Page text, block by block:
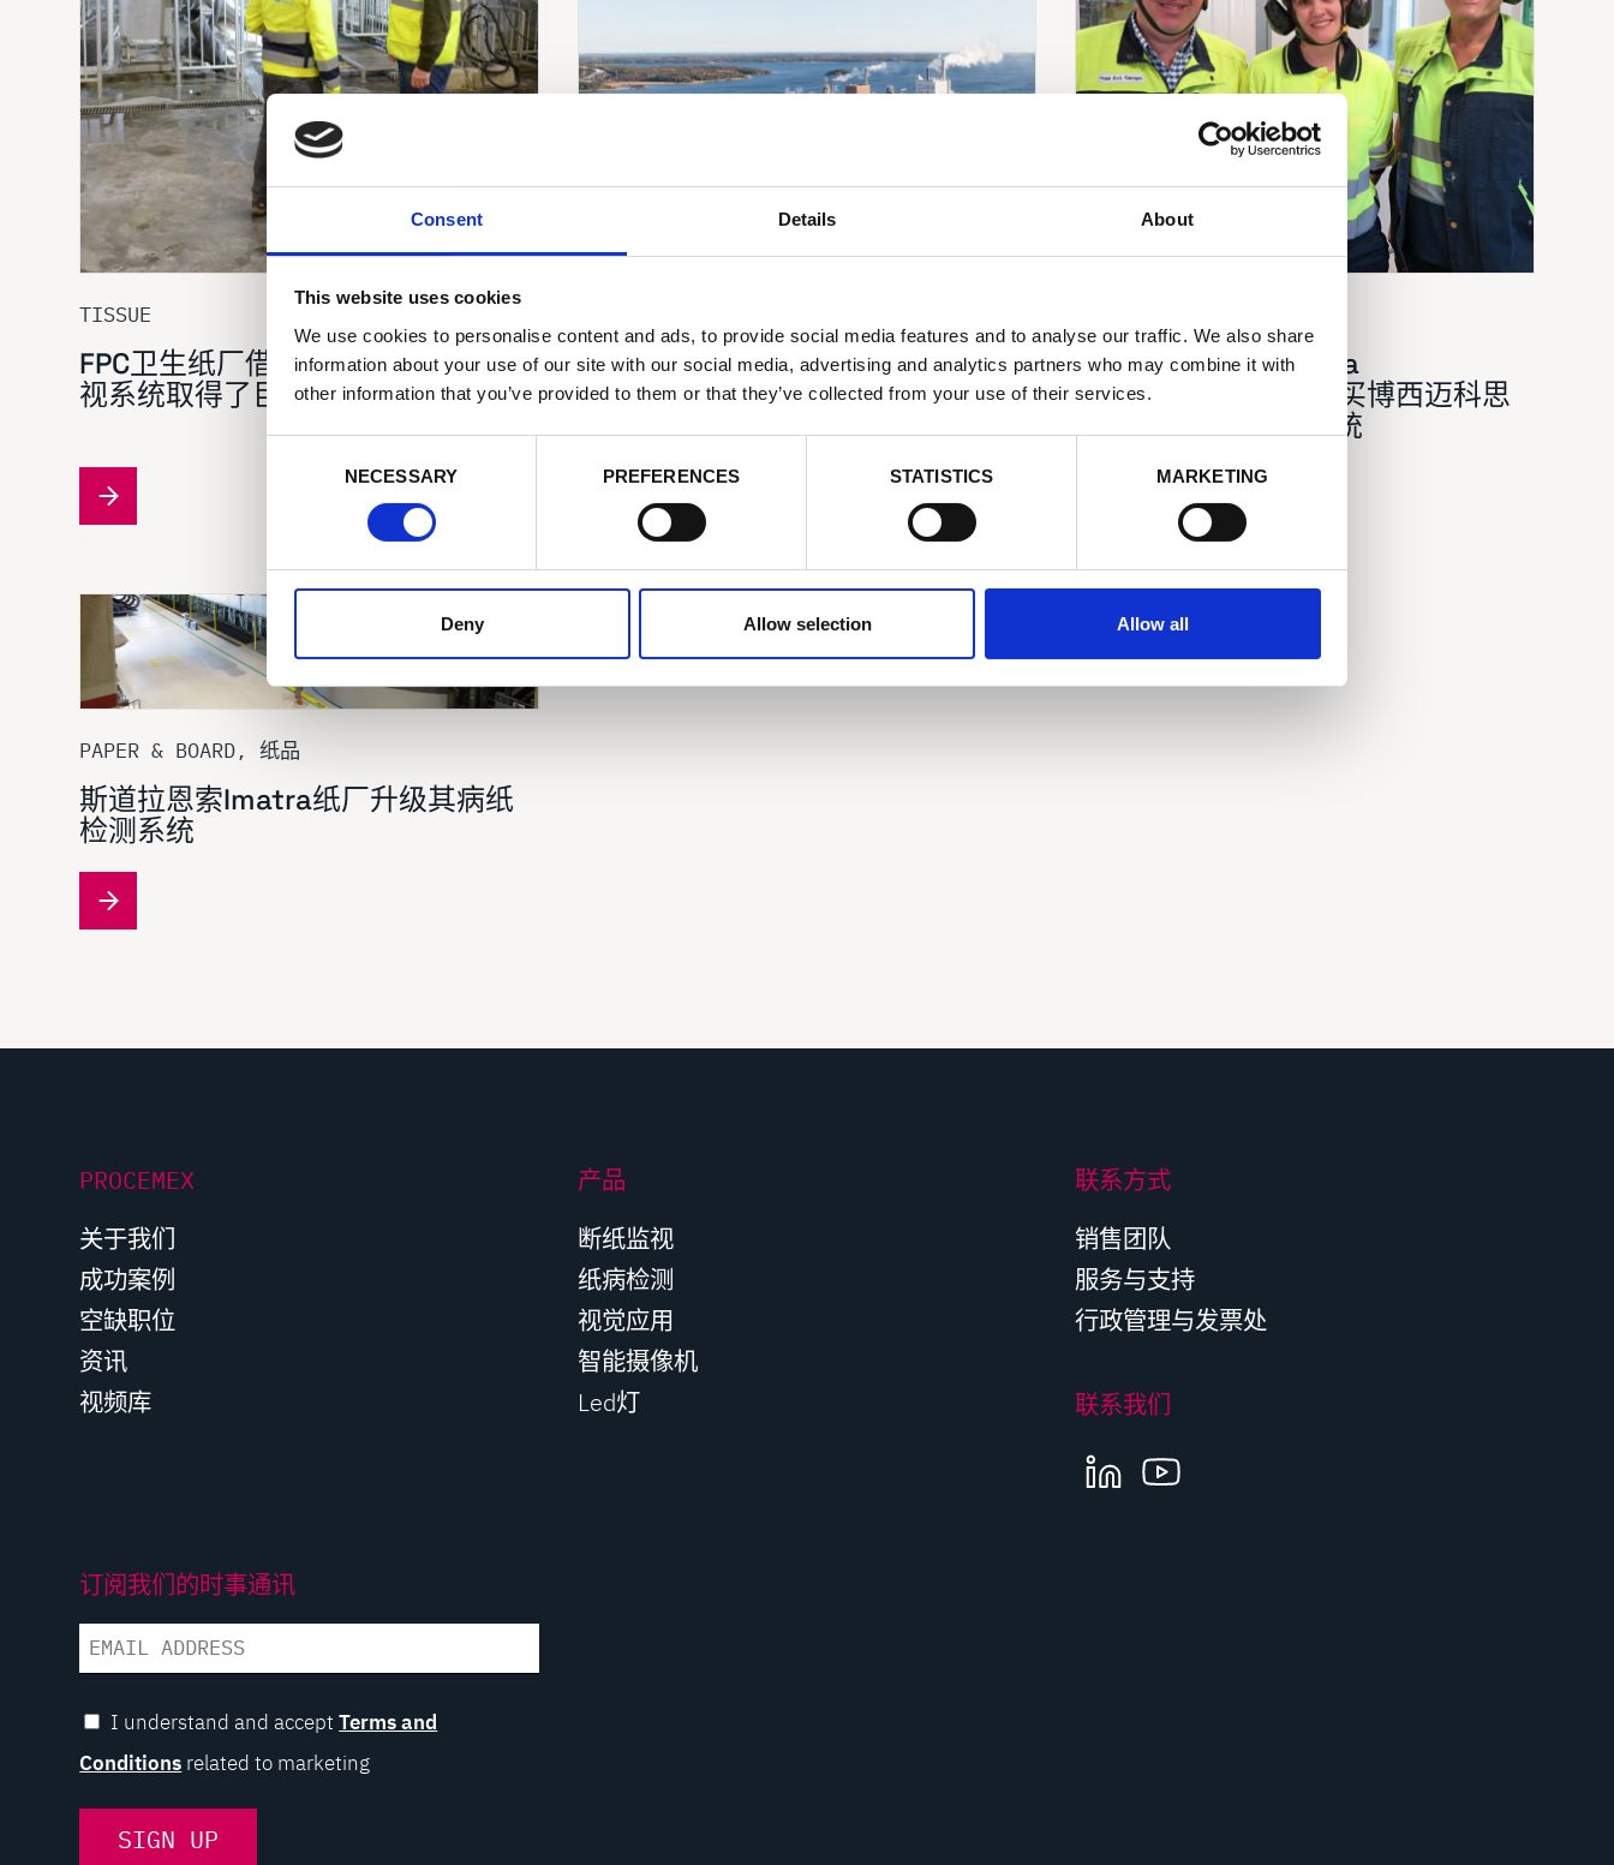
Consent Details About
This website uses cookies
We use cookies to personalise content and ads, to provide social media features and to analyse our traffic. We also share
information about your use of our site with our social media, advertising and analytics partners who may combine it with
other information that you’ve provided to them or that they’ve collected from your use of their services.
n
t
S
e
l
e
c
t
NECESSARY PREFERENCES STATISTICS MARKETING
Deny Allow selection Allow all
TISSUE
FPC卫生纸厂借助博西迈科思断纸监
视系统取得了巨大的效果
瑞典的BillerudKorsnäs公司购买博
西迈科思的大型集成式断纸监视和
病纸检测系统
巴塞罗那的Barcelona
Cartonboard公司购买博西迈科思
的集成的纸病检测系统
PAPER & BOARD, 纸品
斯道拉恩索Imatra纸厂升级其病纸
检测系统
PROCEMEX
关于我们
成功案例
空缺职位
资讯
视频库
产品
断纸监视
纸病检测
视觉应用
智能摄像机
Led灯
联系方式
销售团队
服务与支持
行政管理与发票处
联系我们
LINKEDINYOUTUBE
订阅我们的时事通讯
EMAIL
I understand and acceptTerms and
Conditions related to marketing